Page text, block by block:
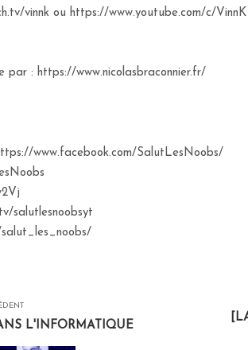
vinnk ou https://www.youtube.com/c/VinnK
par : https://www.nicolasbraconnier.fr/
www.facebook.com/SalutLesNoobs/
salutlesnoobsyt
L'INFORMATIQUE